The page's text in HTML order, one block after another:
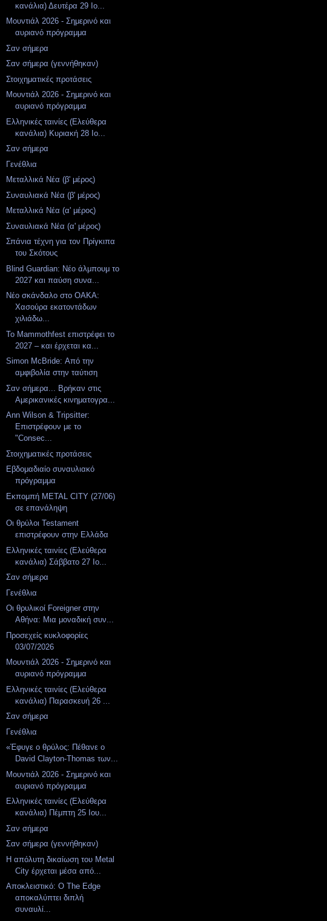
κανάλια) Δευτέρα 29 Ιο...
Μουντιάλ 2026 - Σημερινό και
αυριανό πρόγραμμα
Σαν σήμερα
Σαν σήμερα (γεννήθηκαν)
Στοιχηματικές προτάσεις
Μουντιάλ 2026 - Σημερινό και
αυριανό πρόγραμμα
Ελληνικές ταινίες (Ελεύθερα
κανάλια) Κυριακή 28 Ιο...
Σαν σήμερα
Γενέθλια
Μεταλλικά Νέα (β' μέρος)
Συναυλιακά Νέα (β' μέρος)
Μεταλλικά Νέα (α' μέρος)
Συναυλιακά Νέα (α' μέρος)
Σπάνια τέχνη για τον Πρίγκιπα
του Σκότους
Blind Guardian: Νέο άλμπουμ το
2027 και παύση συνα...
Νέο σκάνδαλο στο ΟΑΚΑ:
Χασούρα εκατοντάδων
χιλιάδω...
Το Mammothfest επιστρέφει το
2027 – και έρχεται κα...
Simon McBride: Από την
αμφιβολία στην ταύτιση
Σαν σήμερα... Βρήκαν στις
Αμερικανικές κινηματογρα...
Ann Wilson & Tripsitter:
Επιστρέφουν με το
"Consec...
Στοιχηματικές προτάσεις
Εβδομαδιαίο συναυλιακό
πρόγραμμα
Εκπομπή METAL CITY (27/06)
σε επανάληψη
Οι θρύλοι Testament
επιστρέφουν στην Ελλάδα
Ελληνικές ταινίες (Ελεύθερα
κανάλια) Σάββατο 27 Ιο...
Σαν σήμερα
Γενέθλια
Οι θρυλικοί Foreigner στην
Αθήνα: Μια μοναδική συν...
Προσεχείς κυκλοφορίες
03/07/2026
Μουντιάλ 2026 - Σημερινό και
αυριανό πρόγραμμα
Ελληνικές ταινίες (Ελεύθερα
κανάλια) Παρασκευή 26 ...
Σαν σήμερα
Γενέθλια
«Έφυγε ο θρύλος: Πέθανε ο
David Clayton-Thomas των...
Μουντιάλ 2026 - Σημερινό και
αυριανό πρόγραμμα
Ελληνικές ταινίες (Ελεύθερα
κανάλια) Πέμπτη 25 Ιου...
Σαν σήμερα
Σαν σήμερα (γεννήθηκαν)
Η απόλυτη δικαίωση του Metal
City έρχεται μέσα από...
Αποκλειστικό: Ο The Edge
αποκαλύπτει διπλή
συναυλί...